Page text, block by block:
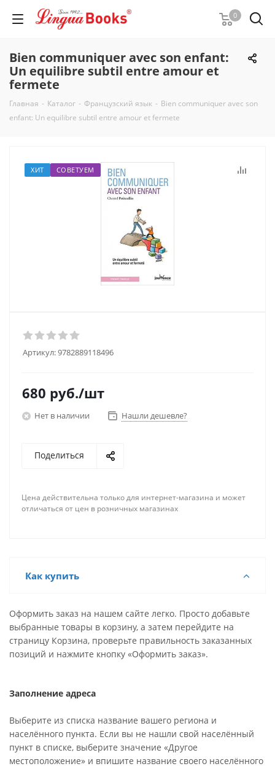
0
Bien communiquer avec son enfant:
Un equilibre subtil entre amour et
fermete
Главная - Каталог - Французский язык - Bien communiquer avec son
enfant: Un equilibre subtil entre amour et fermete
ХИТ СОВЕТУЕМ
Артикул:9782889118496
680 руб./шт
Нет в наличии Нашли дешевле?
Поделиться
Цена действительна только для интернет-магазина и может
отличаться от цен в розничных магазинах
Как купить
Оформить заказ на нашем сайте легко. Просто добавьте
выбранные товары в корзину, а затем перейдите на
страницу Корзина, проверьте правильность заказанных
позиций и нажмите кнопку «Оформить заказ».
Заполнение адреса
Выберите из списка название вашего региона и
населённого пункта. Если вы не нашли свой населённый
пункт в списке, выберите значение «Другое
местоположение» и впишите название своего населённого